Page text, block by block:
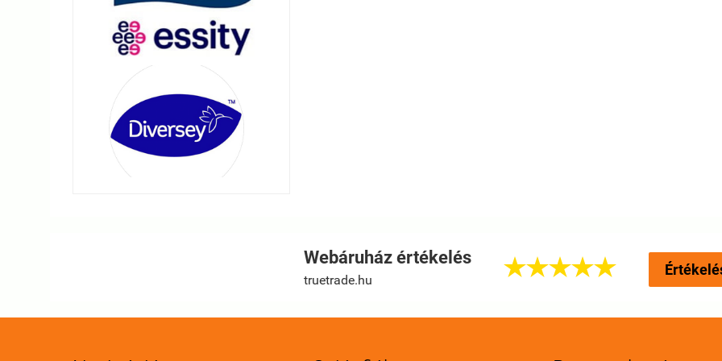
Webáruház értékelés
truetrade.hu
